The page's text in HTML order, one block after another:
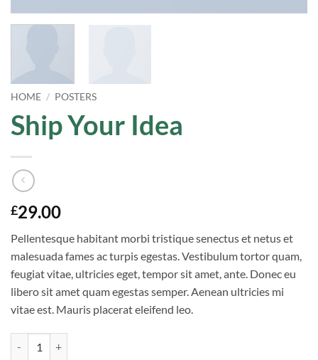
HOME / POSTERS
Ship Your Idea
£29.00
Pellentesque habitant morbi tristique senectus et netus et
malesuada fames ac turpis egestas. Vestibulum tortor quam,
feugiat vitae, ultricies eget, tempor sit amet, ante. Donec eu
libero sit amet quam egestas semper. Aenean ultricies mi
vitae est. Mauris placerat eleifend leo.